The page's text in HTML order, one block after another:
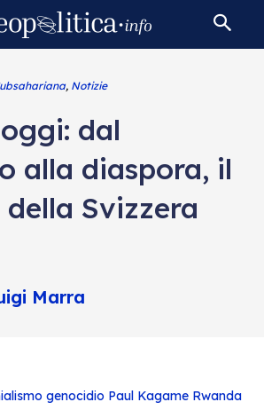
, Notizie
dal
alla diaspora, il
Svizzera
Marra
genocidio Paul Kagame Rwanda